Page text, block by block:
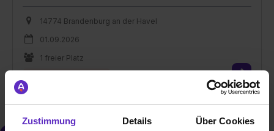
Zustimmung Details Über Cookies
14774 Brandenburg an der Havel
01.09.2026
1 freier Platz